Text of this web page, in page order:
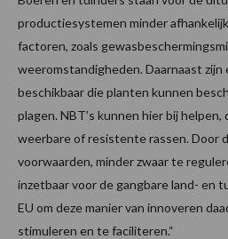
productiesystemen minder
factoren, zoals
weeromstandigheden. Daarnaast
beschikbaar die planten kunnen
plagen. NBT’s kunnen hier bij
weerbare of resistente rassen. Door
voorwaarden, minder zwaar te
inzetbaar voor de gangbare land- en
EU om deze manier van innoveren
stimuleren en te faciliteren.“